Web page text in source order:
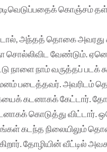
கொஞ்சம்
அந்தத் தொகை அவரது
வேண்டும்.
நாம் வருத்தப் படக்
படைத்தவர். அவரிடம்
கடனாகக் கேட்டார்.
கொடுத்து விட்டார். ஒரே
கடந்த நிலையிலும்
தோழியின் வீட்டில்